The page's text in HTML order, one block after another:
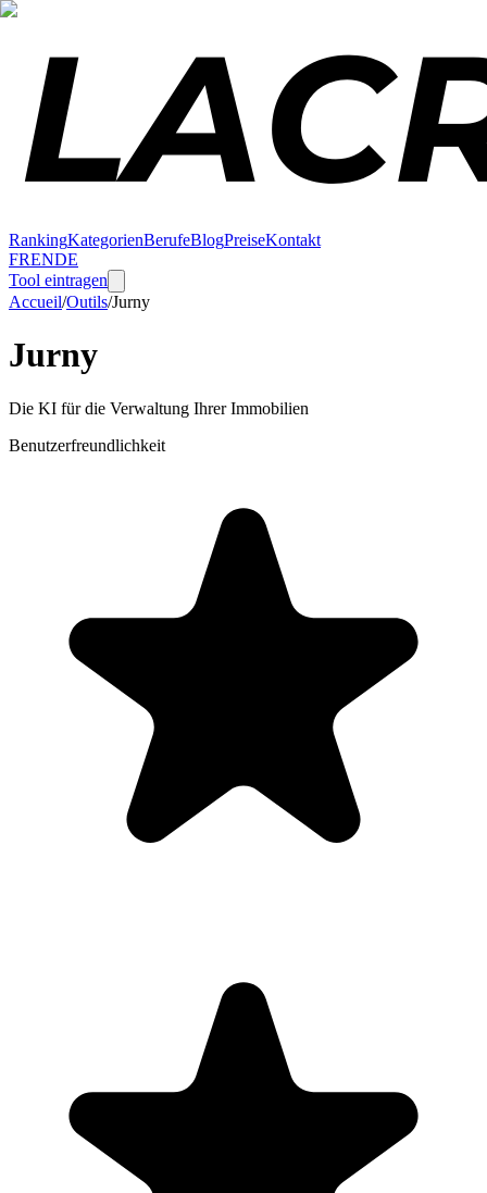
RankingKategorienBerufeBlogPreiseKontakt
FRENDE
Tool eintragen
Accueil/Outils/Jurny
Jurny
Die KI für die Verwaltung Ihrer Immobilien
Benutzerfreundlichkeit